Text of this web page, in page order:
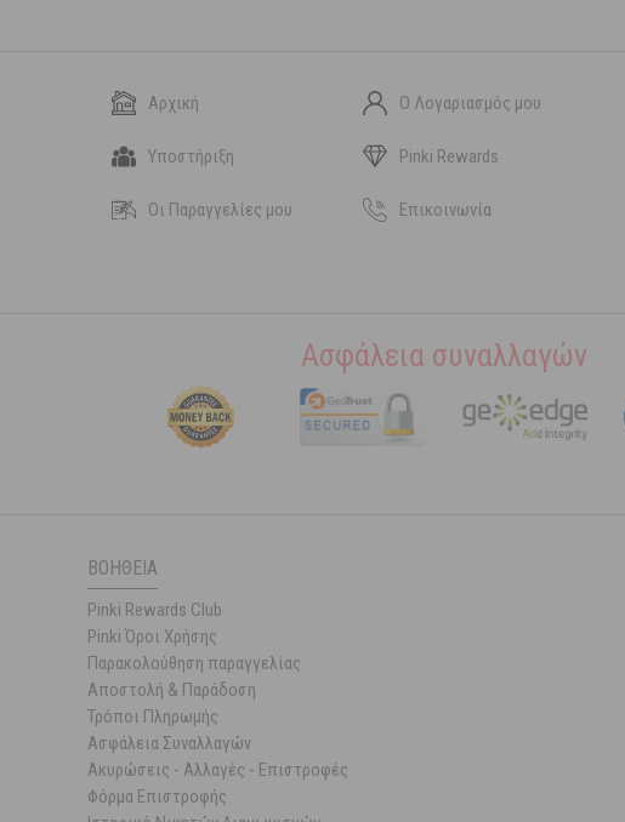
Αρχική Ο Λογαριασμός μου
Υποστήριξη Pinki Rewards
Οι Παραγγελίες μου Επικοινωνία
Ασφάλεια συναλλαγών
ΒΟΉΘΕΙΑ
Pinki Rewards Club
Pinki Όροι Χρήσης
Παρακολούθηση παραγγελίας
Αποστολή & Παράδοση
Τρόποι Πληρωμής
Ασφάλεια Συναλλαγών
Ακυρώσεις - Αλλαγές - Επιστροφές
Φόρμα Επιστροφής